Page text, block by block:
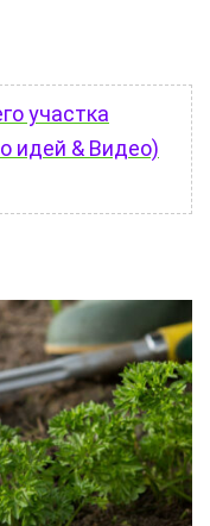
участка
идей & Видео)